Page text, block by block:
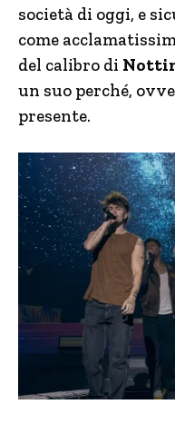
società di oggi, e
come
del calibro di
un suo perché,
presente.